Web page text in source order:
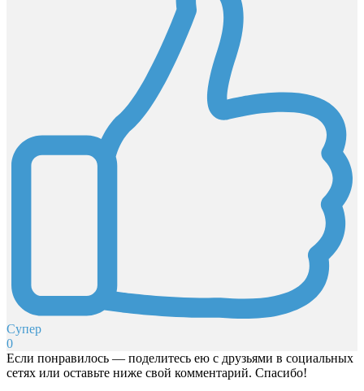
Супер
0
Если понравилось — поделитесь ею с друзьями в социальных
сетях или оставьте ниже свой комментарий. Спасибо!